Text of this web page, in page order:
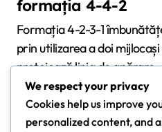
formația 4-4-2
Formația 4-2-3-1
prin utilizarea a doi
protejează linia de
permite o acoperire mai
făcând mai dificil pentru
mijloc. În contrast, 4-4-2
We respect your privacy
Cookies help us improve
personalized content, and